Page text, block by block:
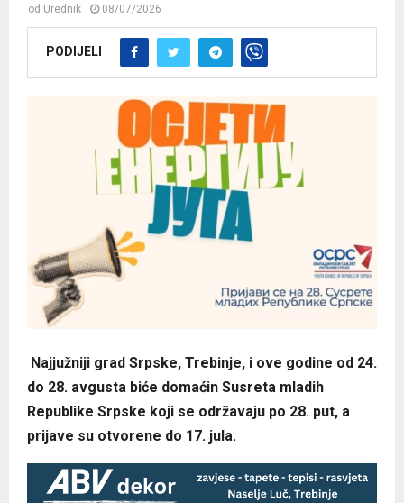
od Urednik 08/07/2026
PODIJELI
Najjužniji grad Srpske, Trebinje, i ove godine od 24.
do 28. avgusta biće domaćin Susreta mladih
Republike Srpske koji se održavaju po 28. put, a
prijave su otvorene do 17. jula.